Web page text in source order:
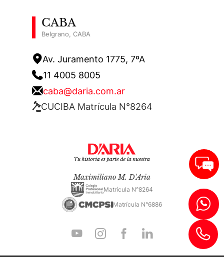
CABA
Belgrano, CABA
Av. Juramento 1775, 7ºA
11 4005 8005
caba@daria.com.ar
CUCIBA Matrícula N°8264
Maximiliano M. D'Aria
Matrícula N°8264
Matrícula N°6886